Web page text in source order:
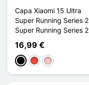
Capa Xiaomi 15 Ultra
Super Running Series 2
Super Running Series 2
16,99 €
PretoVermelho
Rosa